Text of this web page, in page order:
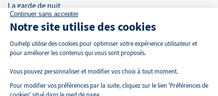
La garde de nuit
Auxiliaire de vie à domicile
Continuer sans accepter
Notre site utilise des cookies
Ouihelp utilise des cookies pour optimiser votre expérience utilisateur et
pour améliorer les contenus qui vous sont proposés.
Vous pouvez personnaliser et modifier vos choix à tout moment.
Pour modifier vos préférences par la suite, cliquez sur le lien 'Préférences de